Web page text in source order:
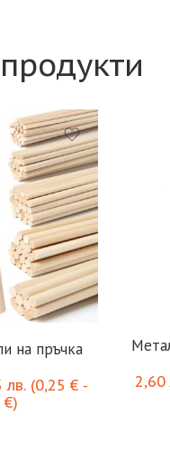
на пръчка
лв. (0,25€ -
€)
2,60